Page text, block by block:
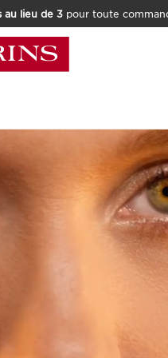
au lieu de 3pour toute